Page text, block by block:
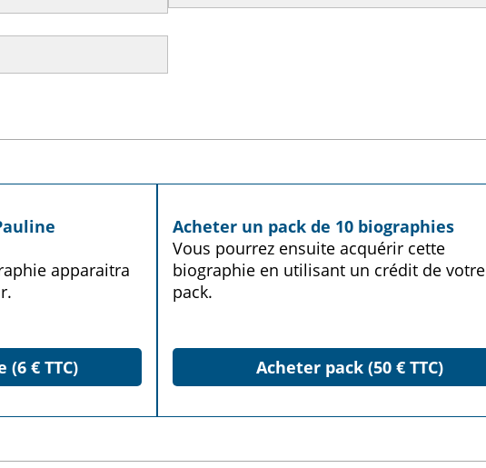
apparaitra
€ TTC)
Acheter un pack de 10 biographies
Vous pourrez ensuite acquérir cette
biographie en utilisant un crédit de votre
pack.
Acheter pack (50 € TTC)